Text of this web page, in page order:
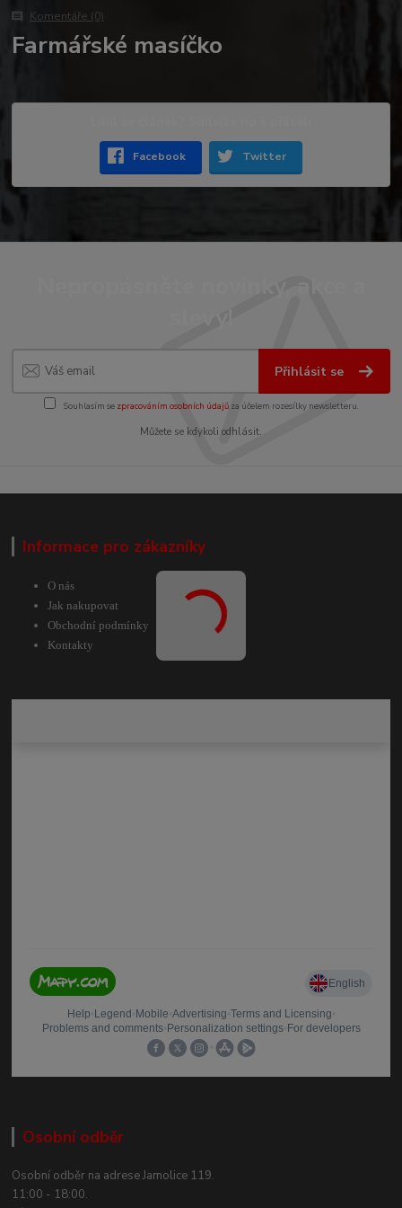
Komentáře (0)
Farmářské masíčko
Facebook Twitter
Přihlásit se
Souhlasím se zpracováním osobních údajůza účelem rozesílky newsletteru.
Můžete se kdykoli odhlásit.
Informace pro zákazníky
O nás
Jak nakupovat
Obchodní podmínky
Kontakty
Osobní odběr
Osobní odběr na adrese Jamolice 119.
11:00 - 18:00.